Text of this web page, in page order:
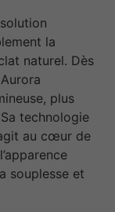
la
naturel. Dès
plus
technologie
au cœur de
souplesse et